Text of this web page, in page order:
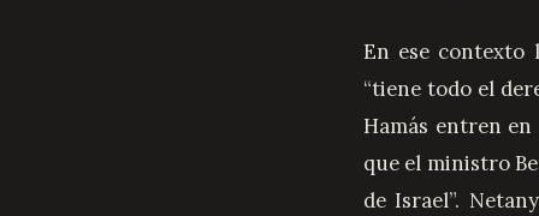
En ese contexto
“tiene todo el
Hamás entren
que el ministro
de Israel”.